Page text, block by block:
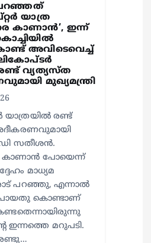
പറഞ്ഞത്
യാത്ര
കാണാൻ’, ഇന്ന്
അവിടെവെച്ച്
വ്യത്യസ്ത
മുഖ്യമന്ത്രി
യാത്രയിൽ രണ്ട്
ഡി സതീശൻ.
കാണാൻ പോയെന്ന്
മാധ്യമ
പറഞ്ഞു, എന്നാൽ
പോയതു കൊണ്ടാണ്
ഇന്നത്തെ മറുപടി.